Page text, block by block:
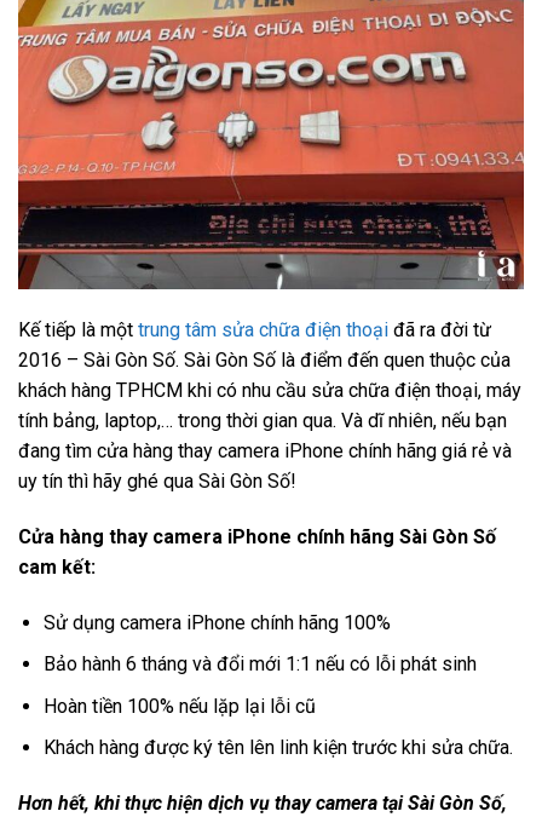
Kế tiếp là một trung tâm sửa chữa điện thoại đã ra đời từ
2016 – Sài Gòn Số. Sài Gòn Số là điểm đến quen thuộc của
khách hàng TPHCM khi có nhu cầu sửa chữa điện thoại, máy
tính bảng, laptop,… trong thời gian qua. Và dĩ nhiên, nếu bạn
đang tìm cửa hàng thay camera iPhone chính hãng giá rẻ và
uy tín thì hãy ghé qua Sài Gòn Số!
Cửa hàng thay camera iPhone chính hãng Sài Gòn Số
cam kết:
Sử dụng camera iPhone chính hãng 100%
Bảo hành 6 tháng và đổi mới 1:1 nếu có lỗi phát sinh
Hoàn tiền 100% nếu lặp lại lỗi cũ
Khách hàng được ký tên lên linh kiện trước khi sửa chữa.
Hơn hết, khi thực hiện dịch vụ thay camera tại Sài Gòn Số,